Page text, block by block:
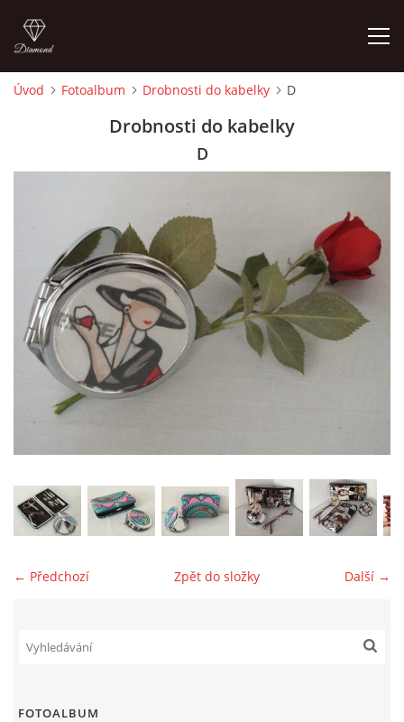
MOJE POSLEDNÍ PRÁCE
© 2025 eStránky.cz
Úvod Fotoalbum Drobnosti do kabelky D
Drobnosti do kabelky
D
← Předchozí Další →
Zpět do složky
FOTOALBUM